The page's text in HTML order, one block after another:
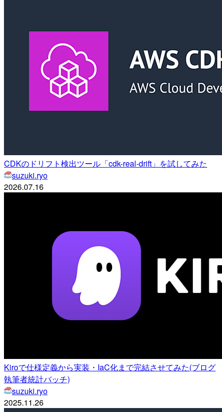
CDKのドリフト検出ツール「cdk-real-drift」を試してみた
suzuki.ryo
2026.07.16
Kiroで仕様定義から実装・IaC化まで完結させてみた(ブログ
執筆者統計バッチ)
suzuki.ryo
2025.11.26